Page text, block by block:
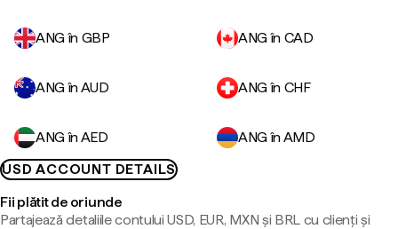
ANG în GBP ANG în CAD
ANG în AUD ANG în CHF
ANG în AED
ANG în AMD
USD ACCOUNT DETAILS
Fii plătit de oriunde
Partajează detaliile contului USD, EUR, MXN și BRL cu clienți și